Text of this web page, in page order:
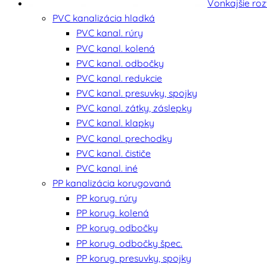
Vonkajšie
PVC kanalizácia hladká
PVC kanal. rúry
PVC kanal. kolená
PVC kanal. odbočky
PVC kanal. redukcie
PVC kanal. presuvky, spojky
PVC kanal. zátky, záslepky
PVC kanal. klapky
PVC kanal. prechodky
PVC kanal. čističe
PVC kanal. iné
PP kanalizácia korugovaná
PP korug. rúry
PP korug. kolená
PP korug. odbočky
PP korug. odbočky špec.
PP korug. presuvky, spojky